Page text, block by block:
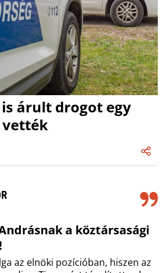
árult drogot egy
a köztársasági
az elnöki pozícióban, hiszen az